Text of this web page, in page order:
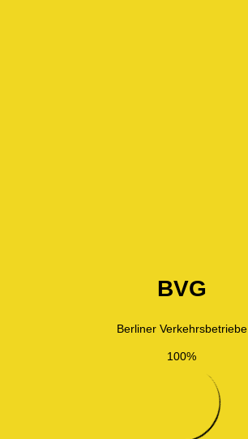
BVG
Berliner Verkehrsbetriebe
100%